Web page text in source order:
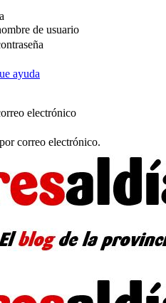
de usuario
ayuda
electrónico
correo electrónico.